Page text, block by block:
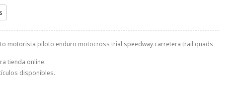
motorista piloto enduro motocross trial speedway carretera trail quads
tienda online.
disponibles.